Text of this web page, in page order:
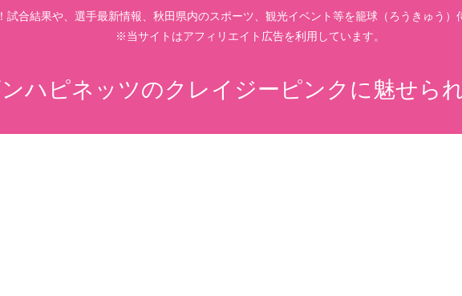
試合結果や、選手最新情報、秋田県内のスポーツ、観光イベント等を籠球（ろうきゅう
※当サイトはアフィリエイト広告を利用しています。
ハピネッツのクレイジーピンクに魅せら